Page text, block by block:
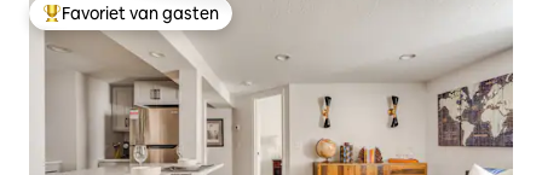
Topfavoriet van gasten
Favoriet van gasten